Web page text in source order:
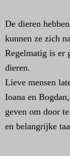
De dieren
kunnen ze zich
Regelmatig is er
dieren.
Lieve mensen
Ioana en
geven om door
en belangrijke